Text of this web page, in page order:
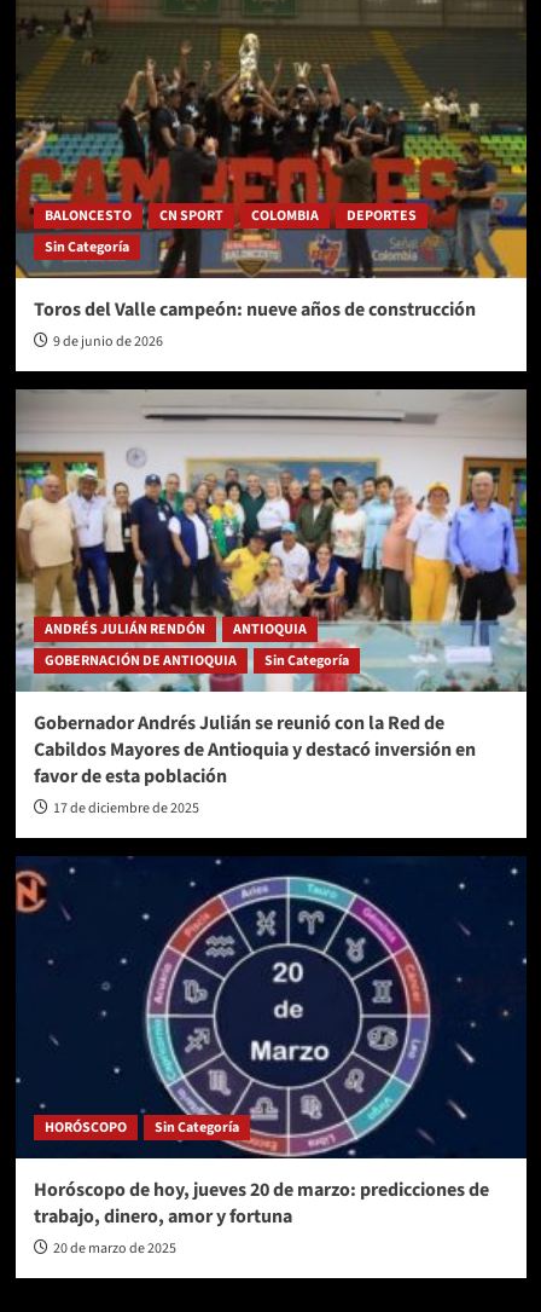
BALONCESTO CN SPORT COLOMBIA
DEPORTES
Sin Categoría
Toros del Valle campeón: nueve años de construcción
9 de junio de 2026
ANDRÉS JULIÁN RENDÓN
ANTIOQUIA
GOBERNACIÓN DE ANTIOQUIA
Sin Categoría
Gobernador Andrés Julián se reunió con la Red de
Cabildos Mayores de Antioquia y destacó inversión en
favor de esta población
17 de diciembre de 2025
HORÓSCOPO Sin Categoría
Horóscopo de hoy, jueves 20 de marzo: predicciones de
trabajo, dinero, amor y fortuna
20 de marzo de 2025